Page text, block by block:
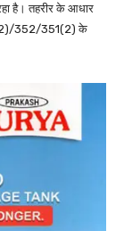
है। तहरीर के आधार
352/351(2) के